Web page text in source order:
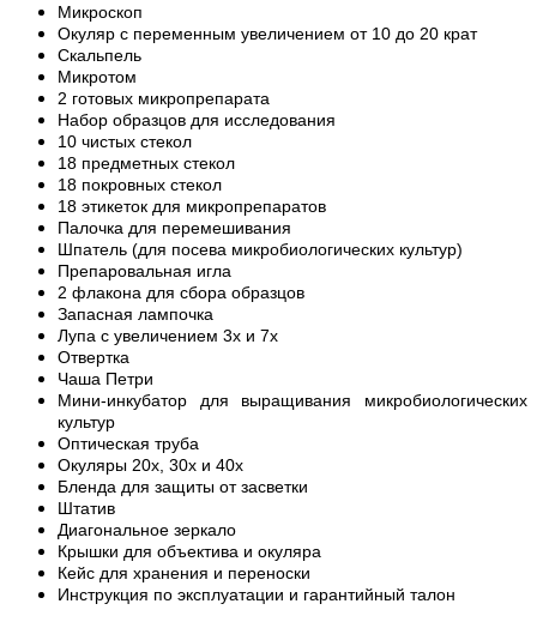
Микроскоп
Окуляр с переменным увеличением от 10 до 20 крат
Скальпель
Микротом
2 готовых микропрепарата
Набор образцов для исследования
10 чистых стекол
18 предметных стекол
18 покровных стекол
18 этикеток для микропрепаратов
Палочка для перемешивания
Шпатель (для посева микробиологических культур)
Препаровальная игла
2 флакона для сбора образцов
Запасная лампочка
Лупа с увеличением 3х и 7х
Отвертка
Чаша Петри
Мини-инкубатор для выращивания микробиологических
культур
Оптическая труба
Окуляры 20х, 30х и 40х
Бленда для защиты от засветки
Штатив
Диагональное зеркало
Крышки для объектива и окуляра
Кейс для хранения и переноски
Инструкция по эксплуатации и гарантийный талон